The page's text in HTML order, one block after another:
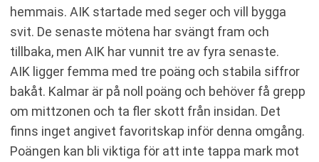
hemmais. AIK startade med seger och vill bygga
svit. De senaste mötena har svängt fram och
tillbaka, men AIK har vunnit tre av fyra senaste.
AIK ligger femma med tre poäng och stabila siffror
bakåt. Kalmar är på noll poäng och behöver få grepp
om mittzonen och ta fler skott från insidan. Det
finns inget angivet favoritskap inför denna omgång.
Poängen kan bli viktiga för att inte tappa mark mot